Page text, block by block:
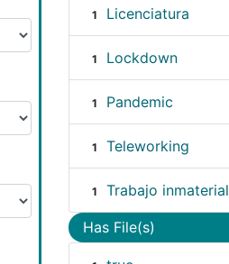
1 Licenciatura
1 Lockdown
1 Pandemic
1 Teleworking
1 Trabajo inmaterial
Has File(s)